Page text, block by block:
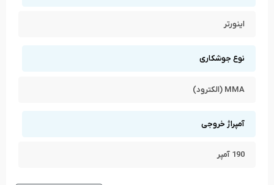
اینورتر
نوع جوشکاری
MMA (الکترود)
آمپراژ خروجی
190 آمپر